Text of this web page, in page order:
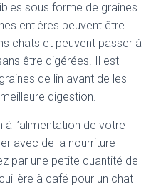
sous forme de graines
entières peuvent être
chats et peuvent passer à
être digérées. Il est
de lin avant de les
digestion.
à l’alimentation de votre
avec de la nourriture
par une petite quantité de
à café pour un chat